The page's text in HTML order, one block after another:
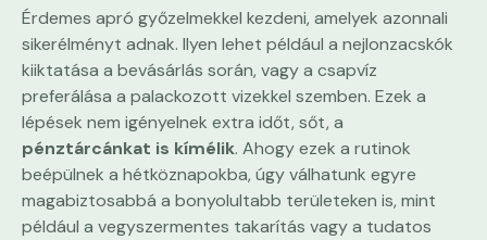
Érdemes apró győzelmekkel kezdeni, amelyek azonnali
sikerélményt adnak. Ilyen lehet például a nejlonzacskók
kiiktatása a bevásárlás során, vagy a csapvíz
preferálása a palackozott vizekkel szemben. Ezek a
lépések nem igényelnek extra időt, sőt, a
pénztárcánkat is kímélik. Ahogy ezek a rutinok
beépülnek a hétköznapokba, úgy válhatunk egyre
magabiztosabbá a bonyolultabb területeken is, mint
például a vegyszermentes takarítás vagy a tudatos